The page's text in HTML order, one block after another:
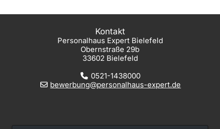
Kontakt
Personalhaus Expert Bielefeld
Obernstraße 29b
33602 Bielefeld
0521-1438000
bewerbung@personalhaus-expert.de